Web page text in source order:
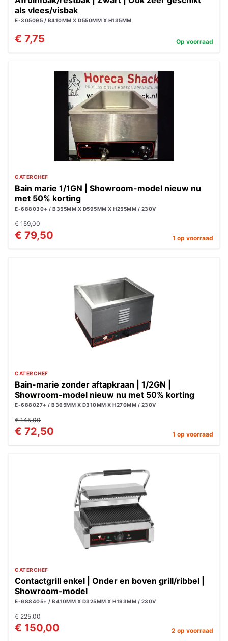
als vlees/visbak
E-305095 / B410MM X D550MM X H135MM
€ 7,75 Op voorraad
CATERCHEF
Bain marie 1/1GN | Showroom-model nieuw nu
met 50% korting
E-688030+ / B355MM X D595MM X H255MM / 230V
€ 159,00
€ 79,50 1 op voorraad
CATERCHEF
Bain-marie zonder aftapkraan | 1/2GN |
Showroom-model nieuw nu met 50% korting
E-688027+ / B365MM X D310MM X H270MM / 230V
€ 145,00
€ 72,50 1 op voorraad
CATERCHEF
Contactgrill enkel | Onder en boven grill/ribbel |
Showroom-model
E-688405+ / B410MM X D325MM X H193MM / 230V
€ 225,00
€ 150,00 2 op voorraad